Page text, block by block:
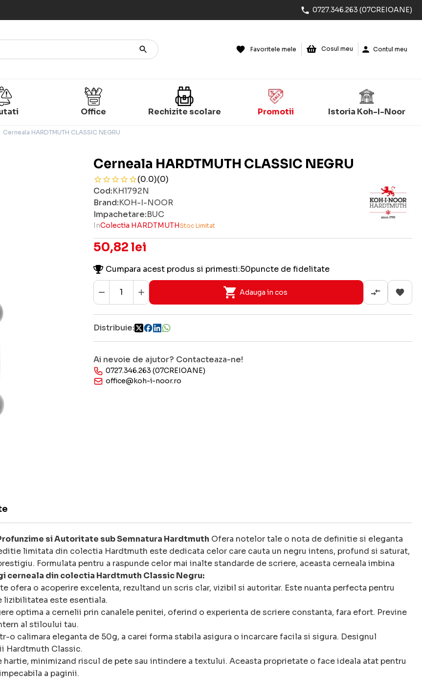
0727.346.263 (07CREIOANE)
Favoritele mele Cosul meu Contul meu
Office Rechizite scolare Promotii Istoria Koh-I-Noor
Cerneala HARDTMUTH CLASSIC NEGRU
Cerneala HARDTMUTH CLASSIC NEGRU
(0.0)(0)
Cod:KH1792N
Brand:KOH-I-NOOR
Impachetare:BUC
InColectia HARDTMUTHStoc Limitat
50,82 lei
Cumpara acest produs si primesti:50puncte de fidelitate
Adauga in cos
Distribuie:
Ai nevoie de ajutor? Contacteaza-ne!
0727.346.263 (07CREIOANE)
office@koh-i-noor.ro
si Autoritate sub Semnatura Hardtmuth Ofera notelor tale o nota de definitie si eleganta
limitata din colectia Hardtmuth este dedicata celor care cauta un negru intens, profund si saturat,
Formulata pentru a raspunde celor mai inalte standarde de scriere, aceasta cerneala imbina
cerneala din colectia Hardtmuth Classic Negru:
ofera o acoperire excelenta, rezultand un scris clar, vizibil si autoritar. Este nuanta perfecta pentru
lizibilitatea este esentiala.
optima a cernelii prin canalele penitei, oferind o experienta de scriere constanta, fara efort. Previne
al stiloului tau.
o calimara eleganta de 50g, a carei forma stabila asigura o incarcare facila si sigura. Designul
Hardtmuth Classic.
hartie, minimizand riscul de pete sau intindere a textului. Aceasta proprietate o face ideala atat pentru
a paginii.